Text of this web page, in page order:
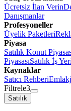
Ücretsiz İlan Verin
Danışmanlar
Profesyoneller
Üyelik Paketleri
Piyasa
Satılık Konut
PiyasasıSatılık İş
Kaynaklar
Satıcı Rehberi
Filtrele3
Satılık